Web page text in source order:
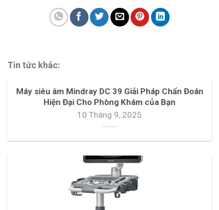
Tin tức khác:
Máy siêu âm Mindray DC 39 Giải Pháp Chẩn Đoán
Hiện Đại Cho Phòng Khám của Bạn
10 Tháng 9, 2025